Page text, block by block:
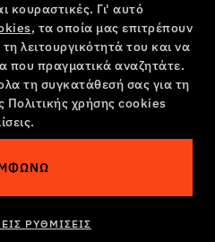
Παράπονα και εγγύηση
Πολιτική Παραπόνων
GDPR
γλώσσα
κουραστικές. Γι' αυτό
, τα οποία μας επιτρέπουν
λειτουργικότητά του και να
που πραγματικά αναζητάτε.
τη συγκατάθεσή σας για τη
Πολιτικής χρήσης cookies
ΡΥΘΜΊΣΕΙΣ